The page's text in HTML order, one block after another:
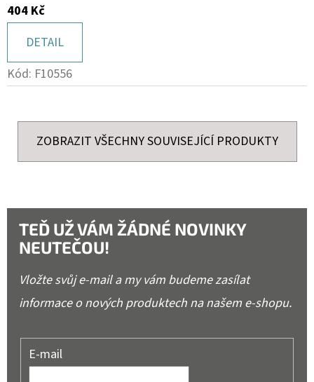
404 Kč
DETAIL
Kód: F10556
ZOBRAZIT VŠECHNY SOUVISEJÍCÍ PRODUKTY
TEĎ UŽ VÁM ŽÁDNÉ NOVINKY
NEUTEČOU!
Vložte svůj e-mail a my vám budeme zasílat
informace o nových produktech na našem e-shopu.
E-mail